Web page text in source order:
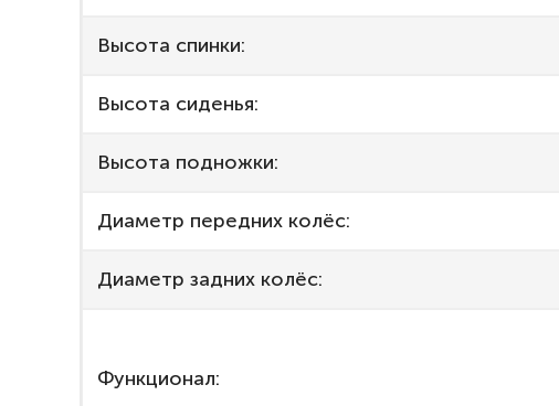
Высота спинки:
Высота сиденья:
Высота подножки:
Диаметр передних колёс:
Диаметр задних колёс:
Функционал: